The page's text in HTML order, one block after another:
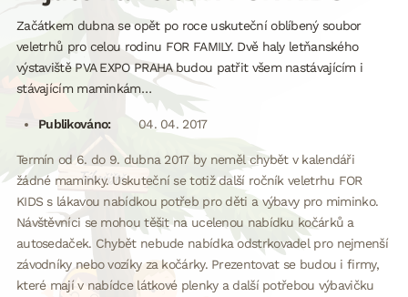
Začátkem dubna se opět po roce uskuteční oblíbený soubor
veletrhů pro celou rodinu FOR FAMILY. Dvě haly letňanského
výstaviště PVA EXPO PRAHA budou patřit všem nastávajícím i
stávajícím maminkám…
Publikováno: 04. 04. 2017
Termín od 6. do 9. dubna 2017 by neměl chybět v kalendáři
žádné maminky. Uskuteční se totiž další ročník veletrhu FOR
KIDS s lákavou nabídkou potřeb pro děti a výbavy pro miminko.
Návštěvníci se mohou těšit na ucelenou nabídku kočárků a
autosedaček. Chybět nebude nabídka odstrkovadel pro nejmenší
závodníky nebo vozíky za kočárky. Prezentovat se budou i firmy,
které mají v nabídce látkové plenky a další potřebou výbavičku